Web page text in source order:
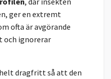
ger en extremt
ofta är avgörande
och ignorerar
dragfritt så att den